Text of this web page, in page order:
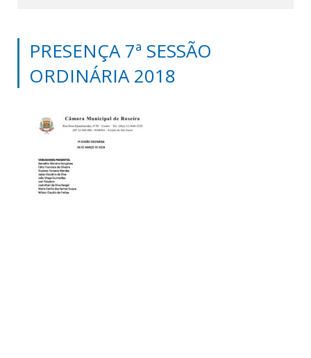
PRESENÇA 7ª SESSÃO
ORDINÁRIA 2018